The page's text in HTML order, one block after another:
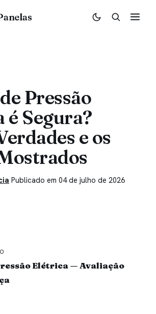
Pressão
é Segura?
e os
Publicado em 04 de julho de 2026
Elétrica — Avaliação